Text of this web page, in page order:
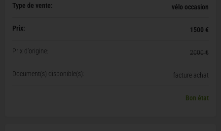
Type de vente: vélo occasion
Prix: 1500 €
Prix d'origine: 2000 €
Document(s) disponible(s): facture achat
Bon état